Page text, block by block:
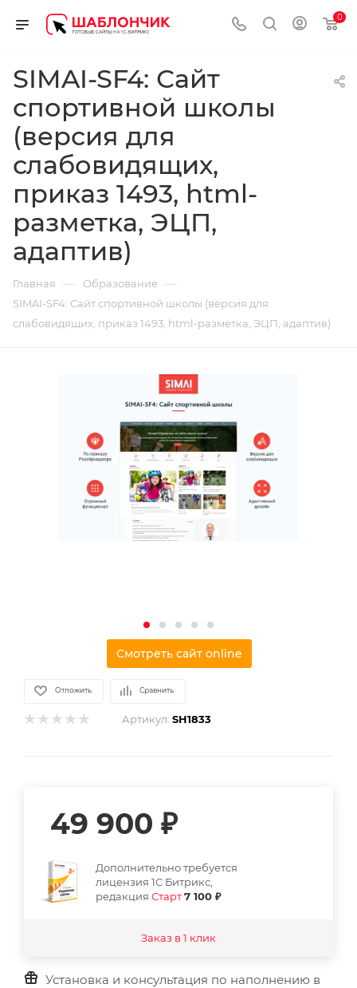
0
SIMAI-SF4: Сайт
спортивной школы
(версия для
слабовидящих,
приказ 1493, html-
разметка, ЭЦП,
адаптив)
Главная — Образование —
SIMAI-SF4: Сайт спортивной школы (версия для
слабовидящих, приказ 1493, html-разметка, ЭЦП, адаптив)
Смотреть сайт online
Отложить Сравнить
Артикул: SH1833
49 900 ₽
Дополнительно требуется
лицензия 1С Битрикс,
редакция Старт7 100 ₽
Заказ в 1 клик
Установка и консультация по наполнению в